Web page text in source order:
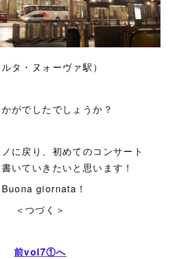
タ・ヌォーヴァ駅）
がでしたでしょうか？
に戻り、初めてのコンサート
いていきたいと思います！
giornata！
＜つづく＞
前vol7①へ